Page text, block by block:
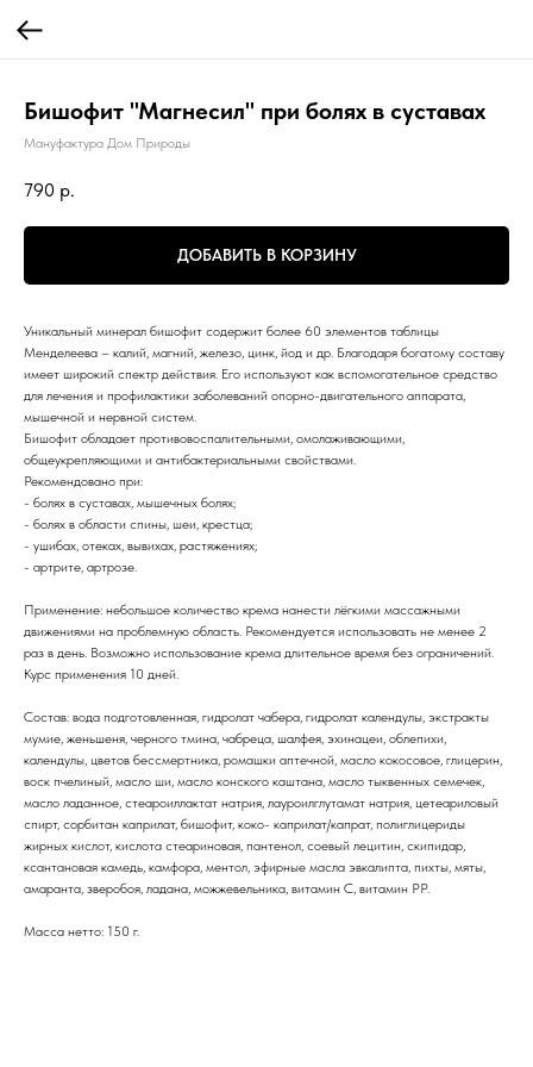
Бишофит "Магнесил" при болях в суставах
Мануфактура Дом Природы
790 р.
ДОБАВИТЬ В КОРЗИНУ
Уникальный минерал бишофит содержит более 60 элементов таблицы
Менделеева – калий, магний, железо, цинк, йод и др. Благодаря богатому составу
имеет широкий спектр действия. Его используют как вспомогательное средство
для лечения и профилактики заболеваний опорно-двигательного аппарата,
мышечной и нервной систем.
Бишофит обладает противовоспалительными, омолаживающими,
общеукрепляющими и антибактериальными свойствами.
Рекомендовано при:
- болях в суставах, мышечных болях;
- болях в области спины, шеи, крестца;
- ушибах, отеках, вывихах, растяжениях;
- артрите, артрозе.
Применение: небольшое количество крема нанести лёгкими массажными
движениями на проблемную область. Рекомендуется использовать не менее 2
раз в день. Возможно использование крема длительное время без ограничений.
Курс применения 10 дней.
Состав: вода подготовленная, гидролат чабера, гидролат календулы, экстракты
мумие, женьшеня, черного тмина, чабреца, шалфея, эхинацеи, облепихи,
календулы, цветов бессмертника, ромашки аптечной, масло кокосовое, глицерин,
воск пчелиный, масло ши, масло конского каштана, масло тыквенных семечек,
масло ладанное, стеароиллактат натрия, лауроилглутамат натрия, цетеариловый
спирт, сорбитан каприлат, бишофит, коко- каприлат/капрат, полиглицериды
жирных кислот, кислота стеариновая, пантенол, соевый лецитин, скипидар,
ксантановая камедь, камфора, ментол, эфирные масла эвкалипта, пихты, мяты,
амаранта, зверобоя, ладана, можжевельника, витамин С, витамин РР.
Масса нетто: 150 г.